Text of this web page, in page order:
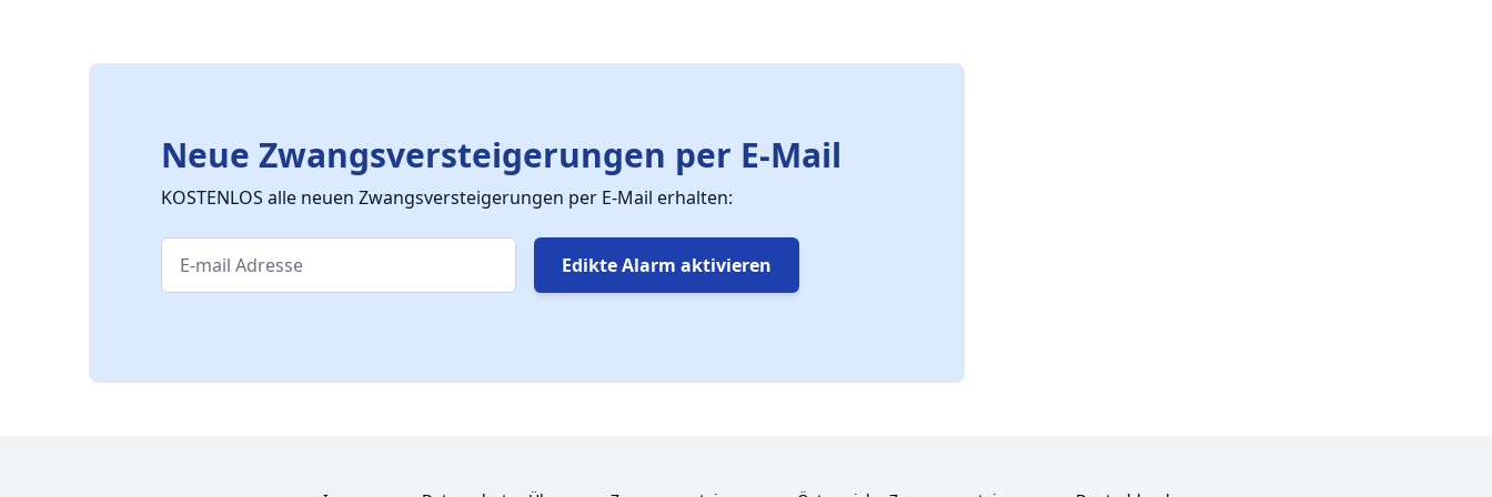
Neue Zwangsversteigerungen per E-Mail
KOSTENLOS alle neuen Zwangsversteigerungen per E-Mail erhalten:
Edikte Alarm aktivieren